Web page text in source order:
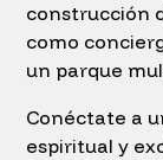
construcción
como
un parque
Conéctate a
espiritual y